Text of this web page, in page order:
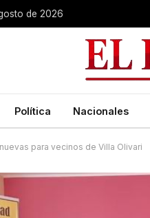
de 2026
Política Nacionales
para vecinos de Villa Olivari